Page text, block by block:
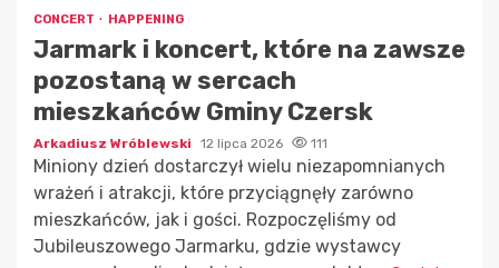
CONCERT HAPPENING
Jarmark i koncert, które na zawsze
pozostaną w sercach
mieszkańców Gminy Czersk
Arkadiusz Wróblewski 12 lipca 2026 111
Miniony dzień dostarczył wielu niezapomnianych
wrażeń i atrakcji, które przyciągnęły zarówno
mieszkańców, jak i gości. Rozpoczęliśmy od
Jubileuszowego Jarmarku, gdzie wystawcy